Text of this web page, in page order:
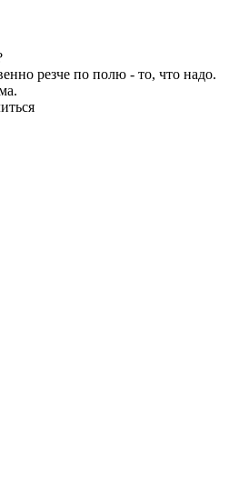
резче по полю - то, что надо.